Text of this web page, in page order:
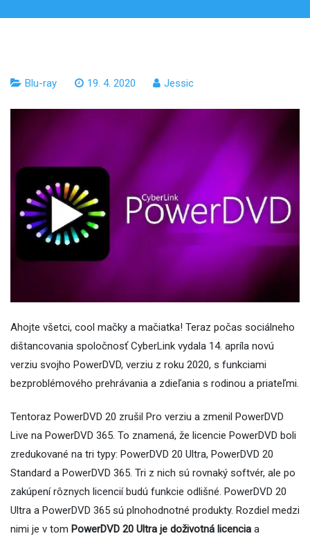
Blu-ray 19. 4. 2020 Jessic
Ahojte všetci, cool mačky a mačiatka! Teraz počas sociálneho
dištancovania spoločnosť CyberLink vydala 14. apríla novú
verziu svojho PowerDVD, verziu z roku 2020, s funkciami
bezproblémového prehrávania a zdieľania s rodinou a priateľmi.
Tentoraz PowerDVD 20 zrušil Pro verziu a zmenil PowerDVD
Live na PowerDVD 365. To znamená, že licencie PowerDVD boli
zredukované na tri typy: PowerDVD 20 Ultra, PowerDVD 20
Standard a PowerDVD 365. Tri z nich sú rovnaký softvér, ale po
zakúpení rôznych licencií budú funkcie odlišné. PowerDVD 20
Ultra a PowerDVD 365 sú plnohodnotné produkty. Rozdiel medzi
nimi je v tom PowerDVD 20 Ultra je doživotná licencia a